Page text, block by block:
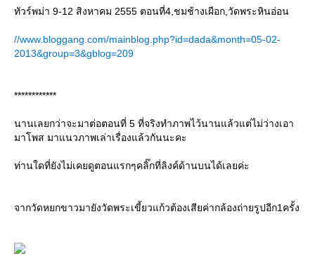
ทัวร์พม่า 9-12 สิงหาคม 2555 ตอนที่4,ชมช้างเผือก,วัดพระหินอ่อน
//www.bloggang.com/mainblog.php?id=dada&month=05-02-
2013&group=3&gblog=209
************
นานเลยกว่าจะมาต่อตอนที่ 5 ที่จริงทำภาพไว้นานแล้วแต่ไม่ว่างเอา
มาโพส มาแนวภาพเล่าเรื่องแล้วกันนะคะ
ท่านใดที่ยังไม่เคยดูตอนแรกๆคลิ๊กที่ลิงค์ด้านบนได้เลยค่ะ
จากวัดหยกขาวมายังวัดพระเขี้ยวแก้วต้องเสียค่ากล้องถ่ายรูปอีก1ครั้ง